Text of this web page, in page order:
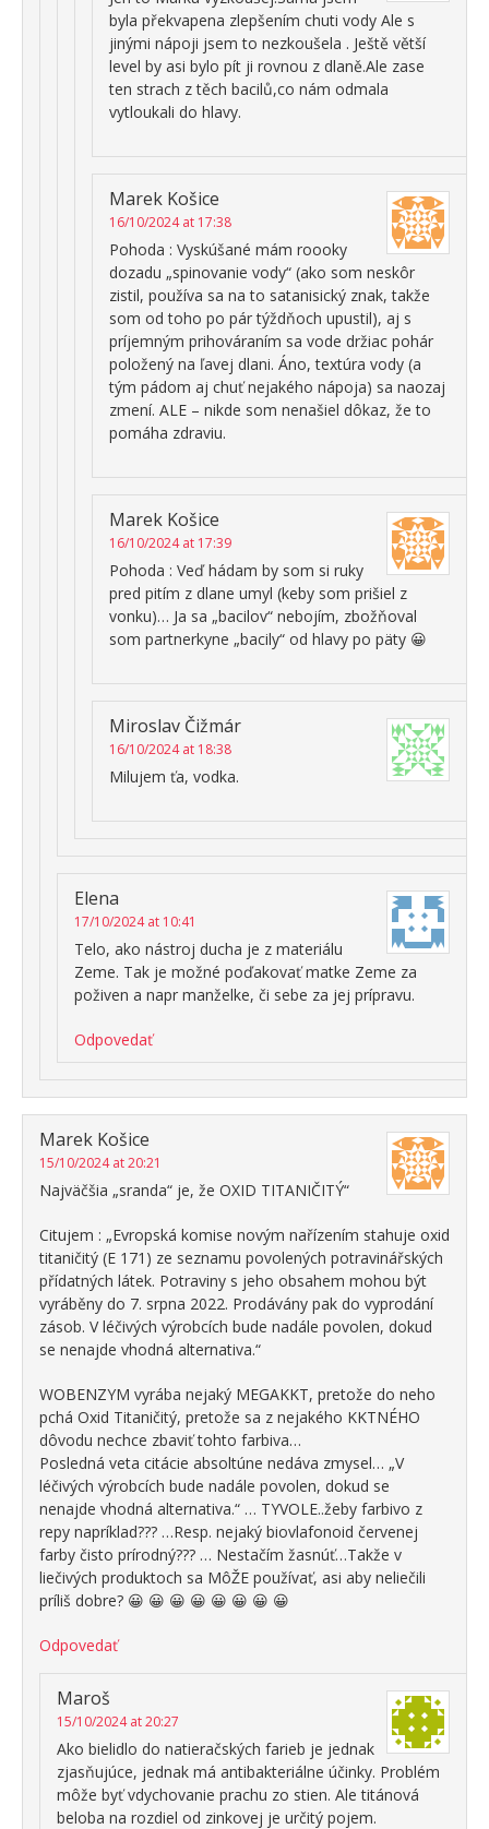
byla překvapena zlepšením chuti vody Ale s
jinými nápoji jsem to nezkoušela . Ještě větší
level by asi bylo pít ji rovnou z dlaně.Ale zase
ten strach z těch bacilů,co nám odmala
vytloukali do hlavy.
Marek Košice
16/10/2024 at 17:38
Pohoda : Vyskúšané mám roooky
dozadu „spinovanie vody“ (ako som neskôr
zistil, používa sa na to satanisický znak, takže
som od toho po pár týždňoch upustil), aj s
príjemným prihováraním sa vode držiac pohár
položený na ľavej dlani. Áno, textúra vody (a
tým pádom aj chuť nejakého nápoja) sa naozaj
zmení. ALE – nikde som nenašiel dôkaz, že to
pomáha zdraviu.
Marek Košice
16/10/2024 at 17:39
Pohoda : Veď hádam by som si ruky
pred pitím z dlane umyl (keby som prišiel z
vonku)… Ja sa „bacilov“ nebojím, zbožňoval
som partnerkyne „bacily“ od hlavy po päty 😀
Miroslav Čižmár
16/10/2024 at 18:38
Milujem ťa, vodka.
Elena
17/10/2024 at 10:41
Telo, ako nástroj ducha je z materiálu
Zeme. Tak je možné poďakovať matke Zeme za
poživen a napr manželke, či sebe za jej prípravu.
Odpovedať
Marek Košice
15/10/2024 at 20:21
Najväčšia „sranda“ je, že OXID TITANIČITÝ“
Citujem : „Evropská komise novým nařízením stahuje oxid
titaničitý (E 171) ze seznamu povolených potravinářských
přídatných látek. Potraviny s jeho obsahem mohou být
vyráběny do 7. srpna 2022. Prodávány pak do vyprodání
zásob. V léčivých výrobcích bude nadále povolen, dokud
se nenajde vhodná alternativa.“
WOBENZYM vyrába nejaký MEGAKKT, pretože do neho
pchá Oxid Titaničitý, pretože sa z nejakého KKTNÉHO
dôvodu nechce zbaviť tohto farbiva…
Posledná veta citácie absoltúne nedáva zmysel… „V
léčivých výrobcích bude nadále povolen, dokud se
nenajde vhodná alternativa.“ … TYVOLE..žeby farbivo z
repy napríklad??? …Resp. nejaký biovlafonoid červenej
farby čisto prírodný??? … Nestačím žasnúť…Takže v
liečivých produktoch sa MôŽE používať, asi aby neliečili
príliš dobre? 😀 😀 😀 😀 😀 😀 😀 😀
Odpovedať
Maroš
15/10/2024 at 20:27
Ako bielidlo do natieračských farieb je jednak
zjasňujúce, jednak má antibakteriálne účinky. Problém
môže byť vdychovanie prachu zo stien. Ale titánová
beloba na rozdiel od zinkovej je určitý pojem.